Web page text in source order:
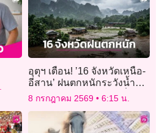
อุตุฯ เตือน! ’16 จังหวัดเหนือ-
อีสาน’ ฝนตกหนักระวังน้ำ
ท่วมฉับพลัน กทม. ตกเล็ก
น้อย 20%
8 กรกฎาคม 2569 6:15 น.